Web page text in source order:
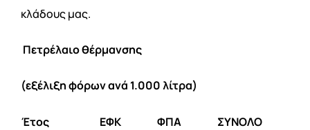
κλάδους μας.
Πετρέλαιο θέρμανσης
(εξέλιξη φόρων ανά 1.000 λίτρα)
Έτος ΕΦΚ ΦΠΑ
ΣΥΝΟΛΟ